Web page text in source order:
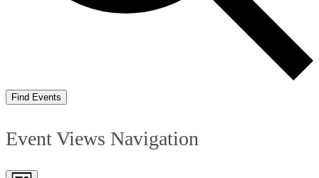
Find Events
Event Views Navigation